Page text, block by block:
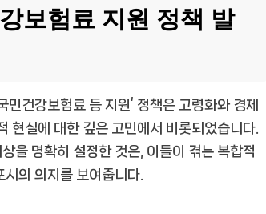
보험료 지원 정책 발
건강보험료 등 지원’ 정책은 고령화와 경제
현실에 대한 깊은 고민에서 비롯되었습니다.
을 명확히 설정한 것은, 이들이 겪는 복합적
의 의지를 보여줍니다.